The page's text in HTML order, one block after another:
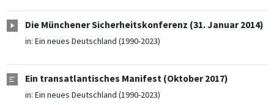
Die Münchener Sicherheitskonferenz (31. Januar 2014)
in: Ein neues Deutschland (1990-2023)
Ein transatlantisches Manifest (Oktober 2017)
in: Ein neues Deutschland (1990-2023)